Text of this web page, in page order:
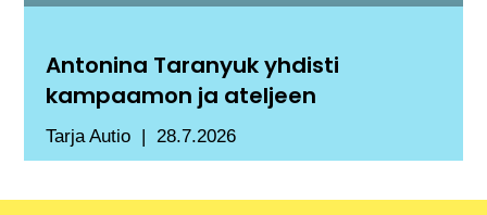
Antonina Taranyuk yhdisti
kampaamon ja ateljeen
Tarja Autio 28.7.2026